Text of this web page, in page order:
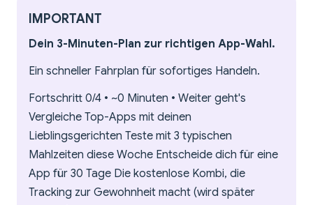
IMPORTANT
Dein 3-Minuten-Plan zur richtigen App-Wahl.
Ein schneller Fahrplan für sofortiges Handeln.
Fortschritt 0/4 • ~0 Minuten • Weiter geht's
Vergleiche Top-Apps mit deinen
Lieblingsgerichten Teste mit 3 typischen
Mahlzeiten diese Woche Entscheide dich für eine
App für 30 Tage Die kostenlose Kombi, die
Tracking zur Gewohnheit macht (wird später